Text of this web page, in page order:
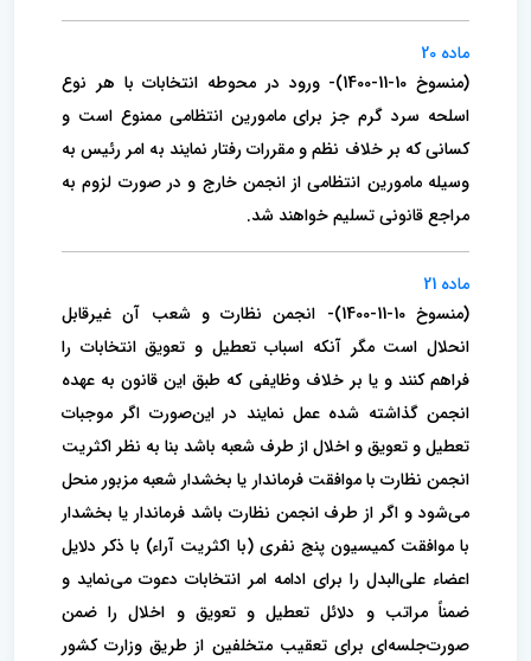
ماده 20
(منسوخ 10-11-1400)- ورود در محوطه انتخابات با هر نوع
اسلحه سرد گرم جز برای مامورین انتظامی ممنوع است و
کسانی که بر خلاف نظم و مقررات رفتار نمایند به امر رئیس به
وسیله مامورین انتظامی از انجمن خارج و در صورت لزوم به
مراجع قانونی تسلیم خواهند شد.
ماده 21
(منسوخ 10-11-1400)- انجمن نظارت و شعب آن غیرقابل
انحلال است مگر آنکه اسباب تعطیل و تعویق انتخابات را
فراهم کنند و یا بر خلاف وظایفی که طبق این قانون به عهده
انجمن گذاشته شده عمل نمایند در این‌صورت اگر موجبات
تعطیل و تعویق و اخلال از طرف شعبه باشد بنا به نظر اکثریت
انجمن نظارت با موافقت فرماندار یا بخشدار شعبه مزبور منحل
می‌شود و اگر از طرف انجمن نظارت باشد فرماندار یا بخشدار
با موافقت کمیسیون پنج نفری (‌با اکثریت آراء) با ذکر دلایل
اعضاء علی‌البدل را برای ادامه امر انتخابات دعوت می‌نماید و
ضمناً مراتب و دلائل تعطیل و تعویق و اخلال را ضمن
صورت‌جلسه‌ای برای تعقیب متخلفین از طریق وزارت کشور